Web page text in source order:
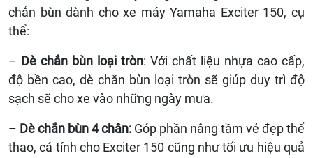
chắn bùn dành cho xe máy Yamaha Exciter 150, cụ
thể:
– Dè chắn bùn loại tròn: Với chất liệu nhựa cao cấp,
độ bền cao, dè chắn bùn loại tròn sẽ giúp duy trì độ
sạch sẽ cho xe vào những ngày mưa.
– Dè chắn bùn 4 chân: Góp phần nâng tầm vẻ đẹp thể
thao, cá tính cho Exciter 150 cũng như tối ưu hiệu quả